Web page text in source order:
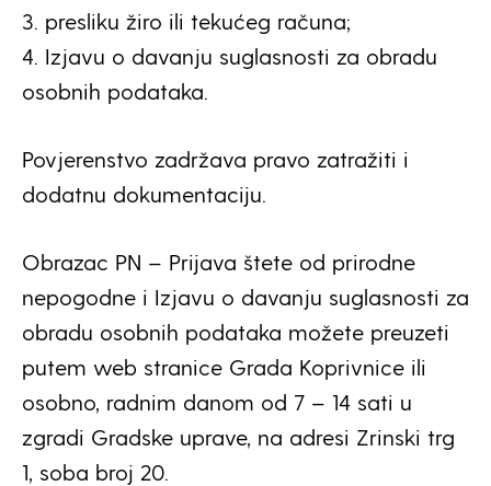
3. presliku žiro ili tekućeg računa;
4. Izjavu o davanju suglasnosti za obradu
osobnih podataka.
Povjerenstvo zadržava pravo zatražiti i
dodatnu dokumentaciju.
Obrazac PN – Prijava štete od prirodne
nepogodne i Izjavu o davanju suglasnosti za
obradu osobnih podataka možete preuzeti
putem web stranice Grada Koprivnice ili
osobno, radnim danom od 7 – 14 sati u
zgradi Gradske uprave, na adresi Zrinski trg
1, soba broj 20.